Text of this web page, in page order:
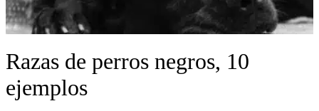
Razas de perros negros, 10
ejemplos